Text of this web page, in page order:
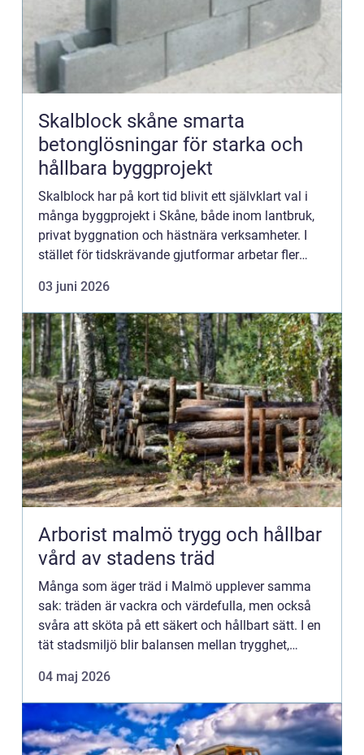
Skalblock skåne smarta
betonglösningar för starka och
hållbara byggprojekt
Skalblock har på kort tid blivit ett självklart val i
många byggprojekt i Skåne, både inom lantbruk,
privat byggnation och hästnära verksamheter. I
stället för tidskrävande gjutformar arbetar fler
Resultatet bl...
03 juni 2026
Arborist malmö trygg och hållbar
vård av stadens träd
Många som äger träd i Malmö upplever samma
sak: träden är vackra och värdefulla, men också
svåra att sköta på ett säkert och hållbart sätt. I en
tät stadsmiljö blir balansen mellan trygghet,
en arbori...
04 maj 2026